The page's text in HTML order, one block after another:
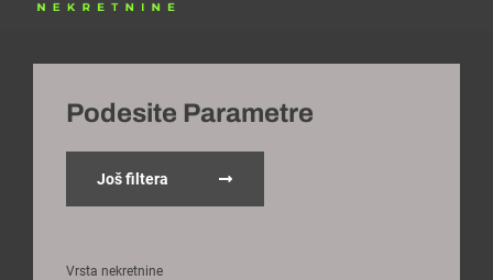
Podesite Parametre
Još filtera
Vrsta nekretnine